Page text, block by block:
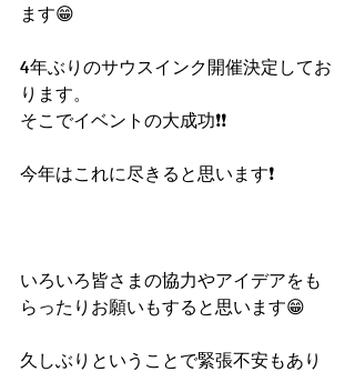
ます😁
4年ぶりのサウスインク開催決定してお
ります。
そこでイベントの大成功❗️❗️
今年はこれに尽きると思います❗️
いろいろ皆さまの協力やアイデアをも
らったりお願いもすると思います😁
久しぶりということで緊張不安もあり